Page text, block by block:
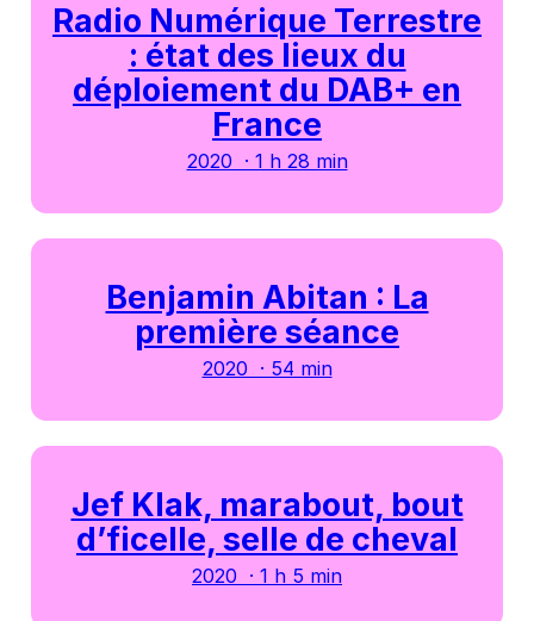
Radio Numérique Terrestre
: état des lieux du
déploiement du DAB+ en
France
2020 · 1 h 28 min
Benjamin Abitan : La
première séance
2020 · 54 min
Jef Klak, marabout, bout
d’ficelle, selle de cheval
2020 · 1 h 5 min